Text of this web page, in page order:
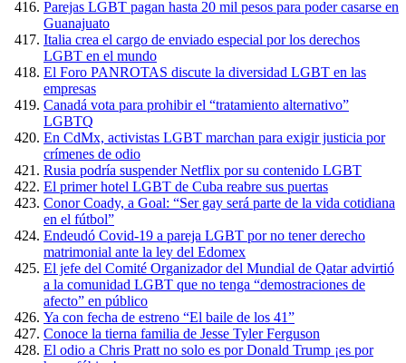
Parejas LGBT pagan hasta 20 mil pesos para poder casarse en
Guanajuato
Italia crea el cargo de enviado especial por los derechos
LGBT en el mundo
El Foro PANROTAS discute la diversidad LGBT en las
empresas
Canadá vota para prohibir el “tratamiento alternativo”
LGBTQ
En CdMx, activistas LGBT marchan para exigir justicia por
crímenes de odio
Rusia podría suspender Netflix por su contenido LGBT
El primer hotel LGBT de Cuba reabre sus puertas
Conor Coady, a Goal: “Ser gay será parte de la vida cotidiana
en el fútbol”
Endeudó Covid-19 a pareja LGBT por no tener derecho
matrimonial ante la ley del Edomex
El jefe del Comité Organizador del Mundial de Qatar advirtió
a la comunidad LGBT que no tenga “demostraciones de
afecto” en público
Ya con fecha de estreno “El baile de los 41”
Conoce la tierna familia de Jesse Tyler Ferguson
El odio a Chris Pratt no solo es por Donald Trump ¡es por